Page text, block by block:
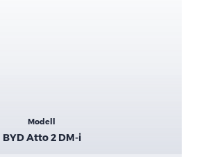
Modell
BYD Atto 2 DM-i